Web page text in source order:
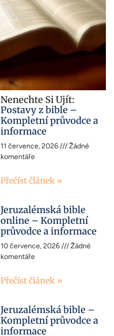
Nenechte Si Ujít:
Postavy z bible –
Kompletní průvodce a
informace
11 července, 2026
Žádné
komentáře
Přečíst článek »
Jeruzalémská bible
online – Kompletní
průvodce a informace
10 července, 2026
Žádné
komentáře
Přečíst článek »
Jeruzalémská bible –
Kompletní průvodce a
informace